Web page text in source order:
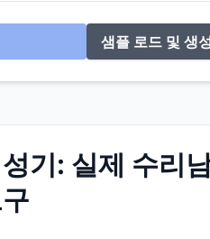
샘플 로드 및 생
기: 실제 수리